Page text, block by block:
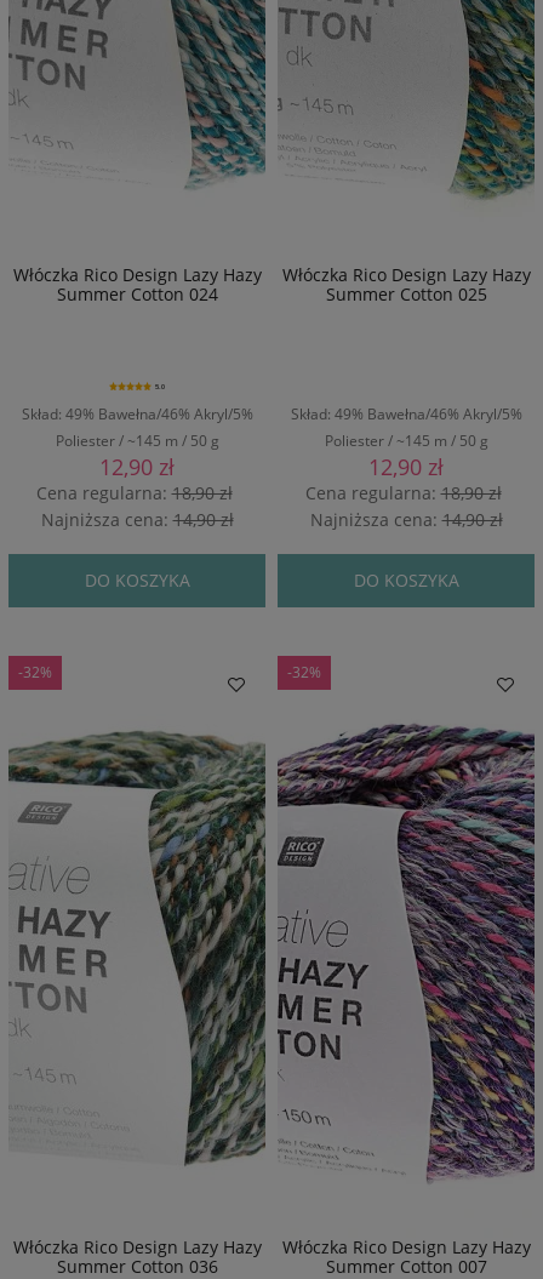
Włóczka Rico Design Lazy Hazy
Summer Cotton 024
Skład: 49% Bawełna/46% Akryl/5%
Poliester / ~145 m / 50 g
5.0
12,90 zł
Cena regularna:18,90 zł
Najniższa cena:14,90 zł
DO KOSZYKA
Włóczka Rico Design Lazy Hazy
Summer Cotton 025
Skład: 49% Bawełna/46% Akryl/5%
Poliester / ~145 m / 50 g
12,90 zł
Cena regularna:18,90 zł
Najniższa cena:14,90 zł
DO KOSZYKA
Włóczka Rico Design Lazy Hazy
Summer Cotton 036
-32%
Włóczka Rico Design Lazy Hazy
Summer Cotton 007
-32%